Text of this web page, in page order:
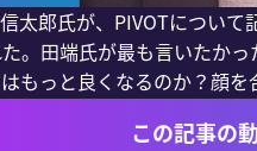
太郎氏が、PIVOTについ
。田端氏が最も言いたか
もっと良くなるのか？顔
この記事の